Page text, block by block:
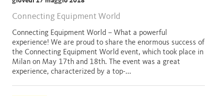
Connecting Equipment World
Connecting Equipment World – What a powerful
experience! We are proud to share the enormous success of
the Connecting Equipment World event, which took place in
Milan on May 17th and 18th. The event was a great
experience, characterized by a top-...